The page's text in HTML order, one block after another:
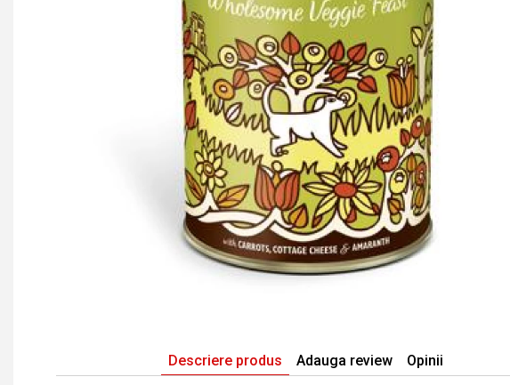
Descriere produs Adauga review Opinii